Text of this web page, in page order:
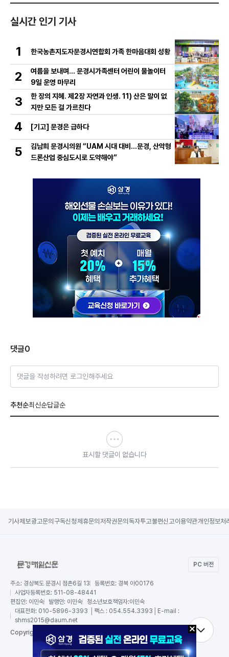
실시간 인기 기사
1 한국농촌지도자문경시연합회 가족 한마음대회 성황
2
여름을 보내며… 문경시가족센터 어린이 물놀이터
9일 운영 마무리
3
한 장의 지혜. 제2장 자연과 인생. 11) 산은 말이 없
지만 모든 걸 가르친다
4 [기고] 문경은 급하다
5
김남희 문경시의원 “UAM 시대 대비…문경, 산악형
드론산업 중심도시로 도약해야”
댓글0
댓글을 작성하려면 로그인해주세요
추천순최신순답글순
표시할 댓글이 없습니다
기사제보광고문의 구독신청제휴문의 저작권문의 독자투고불편신고이용약관개인정보처
PC 버전
주소: 경상북도 문경시 점촌6길 13 등록번호: 경북 아00176
사업자등록번호: 511-08-48441
편집인: 이민숙 발행인: 이민숙 청소년보호책임자:이민숙
대표전화: 010-5896-3393 │팩스 : 054.554.3393│E-mail :
shms2015@daum.net
Copyright by 문경매일신문,